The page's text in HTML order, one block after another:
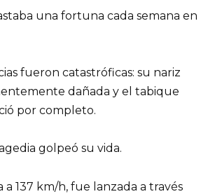
una fortuna cada semana en
fueron catastróficas: su nariz
dañada y el tabique
por completo.
golpeó su vida.
a 137 km/h, fue lanzada a través